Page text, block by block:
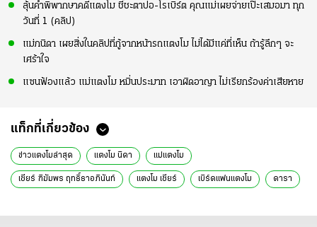
ลุ้นคำพิพากษาคดีแตงโม ชี้ชะตาปอ-โรเบิร์ต คุณแม่เผยจ่ายเป๊ะเสมอมา ทุก
วันที่ 1 (คลิป)
แม่ภนิดา เผยสิ่งในคลิปที่กู้จากหน้ารถแตงโม ไม่ได้มีแค่ที่เห็น ถ้ารู้ลึกๆ จะ
เศร้าใจ
แซนฟ้องแล้ว แม่แตงโม หมิ่นประมาท เอาผิดอาญา ไม่เรียกร้องค่าเสียหาย
แท็กที่เกี่ยวข้อง
ข่าวแตงโมล่าสุด แตงโม นิดา แม่แตงโม
เชียร์ ฑิฆัมพร ฤทธิ์ธาอภินันท์ แตงโม เชียร์ เบิร์ดแฟนแตงโม ดารา